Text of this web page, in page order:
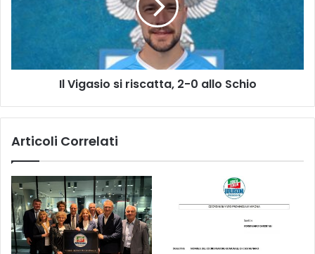
Il Vigasio si riscatta, 2-0 allo Schio
Articoli Correlati